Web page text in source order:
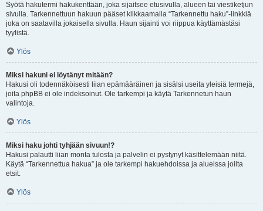
Syötä hakutermi hakukenttään, joka sijaitsee etusivulla, alueen tai viestiketjun
sivulla. Tarkennettuun hakuun pääset klikkaamalla “Tarkennettu haku”-linkkiä
joka on saatavilla jokaisella sivulla. Haun sijainti voi riippua käyttämästäsi
tyylistä.
Ylös
Miksi hakuni ei löytänyt mitään?
Hakusi oli todennäköisesti liian epämääräinen ja sisälsi useita yleisiä termejä,
joita phpBB ei ole indeksoinut. Ole tarkempi ja käytä Tarkennetun haun
valintoja.
Ylös
Miksi haku johti tyhjään sivuun!?
Hakusi palautti liian monta tulosta ja palvelin ei pystynyt käsittelemään niitä.
Käytä “Tarkennettua hakua” ja ole tarkempi hakuehdoissa ja alueissa joilta
etsit.
Ylös